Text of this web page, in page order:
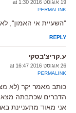
19 אוגוסט 2016 at 1:30
PERMALINK
"השעיית אי האמון",
REPLY
ע.קריצ'בסקי
26 אוגוסט 2016 at 16:47
PERMALINK
כותב מאמר יקר (לא
הדברים שכתבתה מצאו
אני מאוד מתעניינת